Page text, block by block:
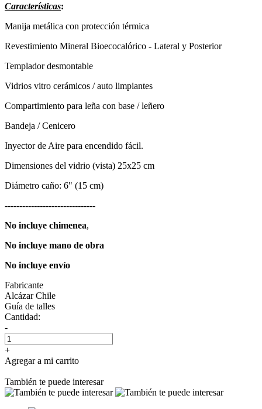
Características:
Manija metálica con protección térmica
Revestimiento Mineral Bioecocalórico - Lateral y Posterior
Templador desmontable
Vidrios vitro cerámicos / auto limpiantes
Compartimiento para leña con base / leñero
Bandeja / Cenicero
Inyector de Aire para encendido fácil.
Dimensiones del vidrio (vista) 25x25 cm
Diámetro caño: 6" (15 cm)
-------------------------------
No incluye chimenea,
No incluye mano de obra
No incluye envío
Fabricante
Alcázar Chile
Guía de talles
Cantidad:
-
+
Agregar a mi carrito
También te puede interesar